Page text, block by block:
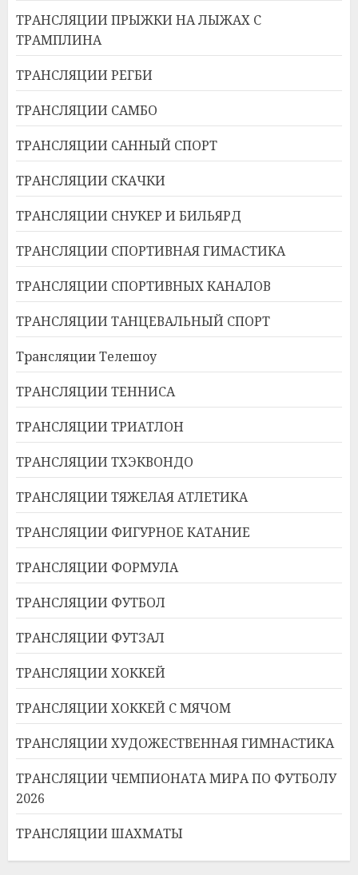
ТРАНСЛЯЦИИ ПРЫЖКИ НА ЛЫЖАХ С
ТРАМПЛИНА
ТРАНСЛЯЦИИ РЕГБИ
ТРАНСЛЯЦИИ САМБО
ТРАНСЛЯЦИИ САННЫЙ СПОРТ
ТРАНСЛЯЦИИ СКАЧКИ
ТРАНСЛЯЦИИ СНУКЕР И БИЛЬЯРД
ТРАНСЛЯЦИИ СПОРТИВНАЯ ГИМАСТИКА
ТРАНСЛЯЦИИ СПОРТИВНЫХ КАНАЛОВ
ТРАНСЛЯЦИИ ТАНЦЕВАЛЬНЫЙ СПОРТ
Трансляции Телешоу
ТРАНСЛЯЦИИ ТЕННИСА
ТРАНСЛЯЦИИ ТРИАТЛОН
ТРАНСЛЯЦИИ ТХЭКВОНДО
ТРАНСЛЯЦИИ ТЯЖЕЛАЯ АТЛЕТИКА
ТРАНСЛЯЦИИ ФИГУРНОЕ КАТАНИЕ
ТРАНСЛЯЦИИ ФОРМУЛА
ТРАНСЛЯЦИИ ФУТБОЛ
ТРАНСЛЯЦИИ ФУТЗАЛ
ТРАНСЛЯЦИИ ХОККЕЙ
ТРАНСЛЯЦИИ ХОККЕЙ С МЯЧОМ
ТРАНСЛЯЦИИ ХУДОЖЕСТВЕННАЯ ГИМНАСТИКА
ТРАНСЛЯЦИИ ЧЕМПИОНАТА МИРА ПО ФУТБОЛУ
2026
ТРАНСЛЯЦИИ ШАХМАТЫ